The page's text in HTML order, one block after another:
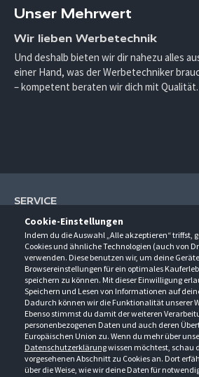
Cookie-Einstellungen
Indem du die Auswahl „Alle akzeptieren“ triffst,
Cookies und ähnliche Technologien (auch von
verwenden. Diese benutzen wir, um deine
Browsereinstellungen für ein optimales
speichern zu können. Mit dieser Einwilligung
Speichern und Lesen von Informationen auf
Dadurch können wir die Funktionalität unserer
Ebenso stimmst du damit der weiteren
personenbezogenen Daten und auch deren
Europäischen Union zu. Wenn du mehr über
Datenschutzerklärungwissen möchtest, schau
vorgesehenen Abschnitt zu Cookies an. Dort
über die Weise, wie wir deine Daten für
Unser Mehrwert
Wir lieben Werbetechnik
Und deshalb bieten wir dir nahezu alles
einer Hand, was der Werbetechniker
– kompetent beraten wir dich mit Qualität.
SERVICE
Hilfe und Information
Fragen und Antworten (FAQ)
Kontakt
Newsletter
Events
Downloads
Kataloge
UNTERNEHMEN
Über uns
Anfahrt
Ansprechpartner
Außendienstbesuch
Jobs & Ausbildung
Retouren/Reklamationen
KONTAKT
Gröner-Schulze GmbH
Sarirstraße 5
12529 Schönefeld
Berlin-Schönefeld: +49 30 68 29 54-0
Saerbeck: +49 2574 88750-0
ÖFFNUNGSZEITEN
Montag - Donnerstag
9:00 - 17:00
Freitag
9:00 - 15:00
FOLGE UNS